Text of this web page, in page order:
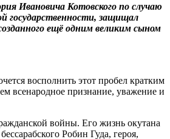
Ивановича Котовского по случаю
государственности, защищал
ещё одним великим сыном
восполнить этот пробел кратким
всенародное признание, уважение и
войны. Его жизнь окутана
Робин Гуда, героя,